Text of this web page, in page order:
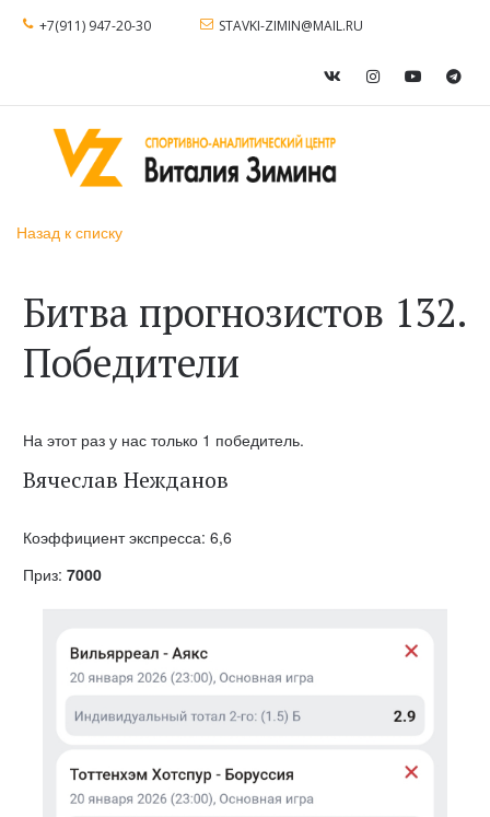
+7(911) 947-20-30 STAVKI-ZIMIN@MAIL.RU
Назад к списку
Битва прогнозистов 132.
Победители
На этот раз у нас только 1 победитель.
Вячеслав Нежданов
Коэффициент экспресса: 6,6
Приз: 7000